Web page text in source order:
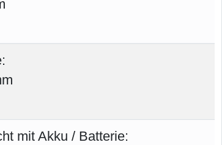
mit Akku / Batterie: